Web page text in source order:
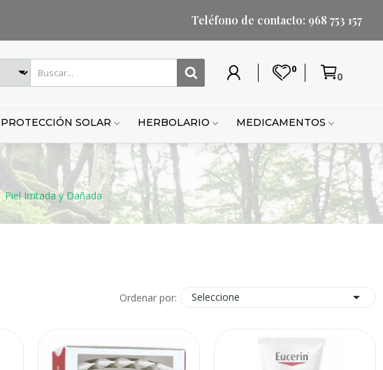
Teléfono de contacto: 968 753 157
0
Lista
Carrito 0
PROTECCIÓN SOLAR HERBOLARIO MEDICAMENTOS
Piel Irritada y Dañada
Ordenar por: Seleccione 